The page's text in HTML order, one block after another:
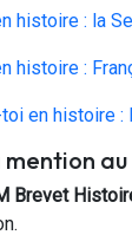
histoire : la
histoire :
toi en histoire
mention
Brevet